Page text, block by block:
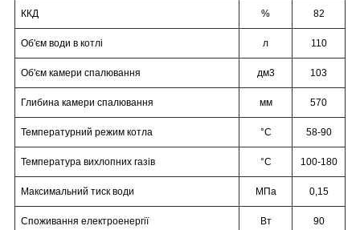
ККД % 82
Об'єм води в котлі л 110
Об'єм камери спалювання дм3 103
Глибина камери спалювання мм 570
Температурний режим котла °C 58-90
Температура вихлопних газів °C 100-180
Максимальний тиск води МПа 0,15
Споживання електроенергії Вт 90